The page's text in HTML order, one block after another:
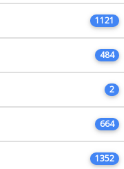
1121
484
2
664
1352